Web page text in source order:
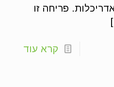
פריחה זו
קרא עוד